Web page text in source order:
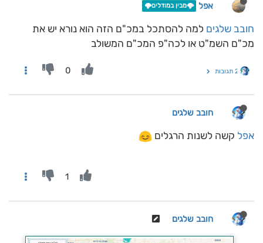
אפל 🌩️מבין במודלים🌩️
חובב שלגים למה להסתכל במכ"ם הזה הוא נורא יש את
מכ"ם השמ"ט או לכה"פ המכ"ם המשולב
2 תגובות 0
חובב שלגים
אפל קשה לשנות הרגלים
1
חובב שלגים